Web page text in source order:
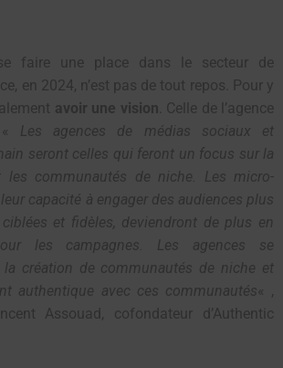
faire une place dans le secteur de
en 2024, n’est pas de tout repos. Pour y
avoir une vision . Celle de l’agence
Les agences de médias sociaux et
seront celles qui feront un focus sur la
les communautés de niche. Les micro-
capacité à engager des audiences plus
et fidèles, deviendront de plus en
les campagnes. Les agences se
la création de communautés de niche et
authentique avec ces communautés « ,
Assouad, cofondateur d’Authentic